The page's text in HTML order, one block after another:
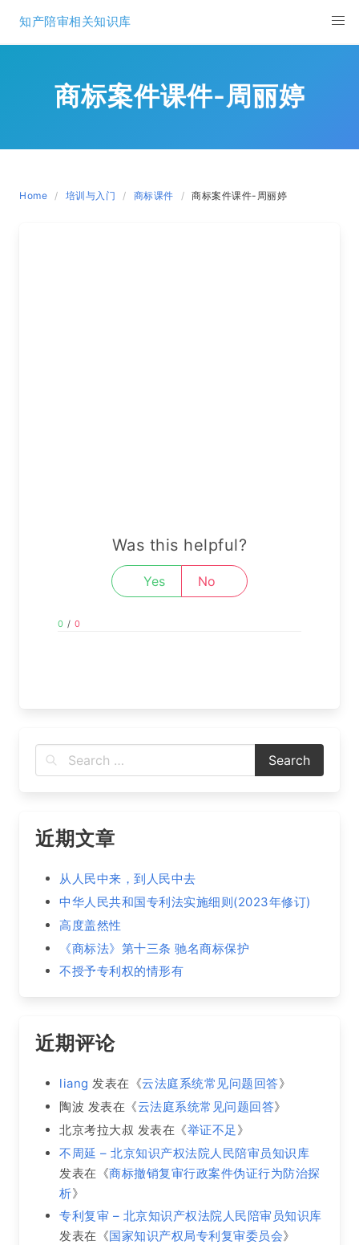
content
知产陪审相关知识库
商标案件课件-周丽婷
Home 培训与入门 商标课件 商标案件课件-周丽婷
Was this helpful?
Yes No
0 / 0
近期文章
从人民中来，到人民中去
中华人民共和国专利法实施细则(2023年修订)
高度盖然性
《商标法》第十三条 驰名商标保护
不授予专利权的情形有
近期评论
liang 发表在《云法庭系统常见问题回答》
陶波 发表在《云法庭系统常见问题回答》
北京考拉大叔 发表在《举证不足 》
不周延 – 北京知识产权法院人民陪审员知识库
发表在《商标撤销复审行政案件伪证行为防治探
析》
专利复审 – 北京知识产权法院人民陪审员知识库
发表在《国家知识产权局专利复审委员会》